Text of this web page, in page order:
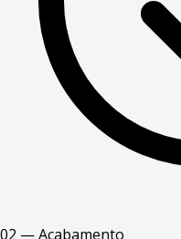
02 — Acabamento